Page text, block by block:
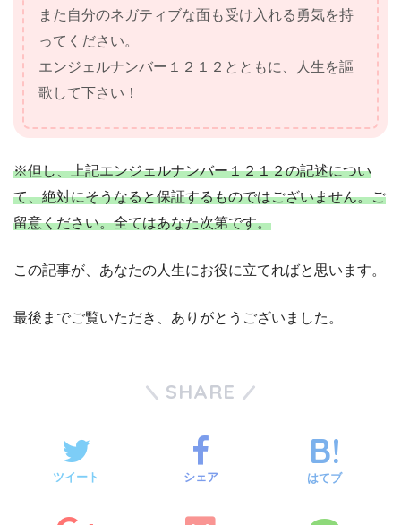
また自分のネガティブな面も受け入れる勇気を持
ってください。
エンジェルナンバー１２１２とともに、人生を謳
歌して下さい！
※但し、上記エンジェルナンバー１２１２の記述につい
て、絶対にそうなると保証するものではございません。ご
留意ください。全てはあなた次第です。
この記事が、あなたの人生にお役に立てればと思います。
最後までご覧いただき、ありがとうございました。
SHARE
ツイート シェア はてブ